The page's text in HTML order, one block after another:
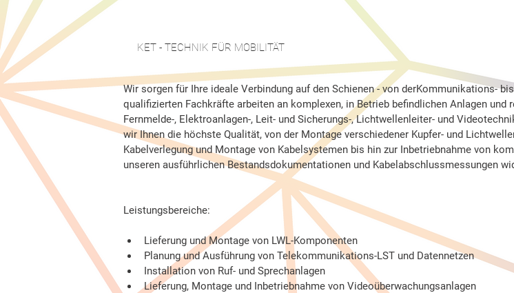
Wir sorgen für Ihre ideale Verbindung auf den Schienen - von derKommunikations-
qualifizierten Fachkräfte arbeiten an komplexen, in Betrieb befindlichen Anlagen
Fernmelde-, Elektroanlagen-, Leit- und Sicherungs-, Lichtwellenleiter- und
wir Ihnen die höchste Qualität, von der Montage verschiedener Kupfer- und
Kabelverlegung und Montage von Kabelsystemen bis hin zur Inbetriebnahme von
unseren ausführlichen Bestandsdokumentationen und Kabelabschlussmessungen
Leistungsbereiche:
Lieferung und Montage von LWL-Komponenten
Planung und Ausführung von Telekommunikations-LST und Datennetzen
Installation von Ruf- und Sprechanlagen
Lieferung, Montage und Inbetriebnahme von Videoüberwachungsanlagen
KET - TECHNIK FÜR MOBILITÄT
#KOMMUNIKATIONS - UND ELEKTROTECHNIK